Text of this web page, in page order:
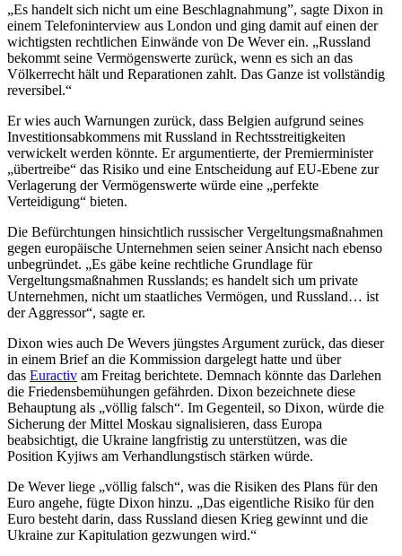
„Es handelt sich nicht um eine Beschlagnahmung”, sagte Dixon in
einem Telefoninterview aus London und ging damit auf einen der
wichtigsten rechtlichen Einwände von De Wever ein. „Russland
bekommt seine Vermögenswerte zurück, wenn es sich an das
Völkerrecht hält und Reparationen zahlt. Das Ganze ist vollständig
reversibel.“
Er wies auch Warnungen zurück, dass Belgien aufgrund seines
Investitionsabkommens mit Russland in Rechtsstreitigkeiten
verwickelt werden könnte. Er argumentierte, der Premierminister
„übertreibe“ das Risiko und eine Entscheidung auf EU-Ebene zur
Verlagerung der Vermögenswerte würde eine „perfekte
Verteidigung“ bieten.
Die Befürchtungen hinsichtlich russischer Vergeltungsmaßnahmen
gegen europäische Unternehmen seien seiner Ansicht nach ebenso
unbegründet. „Es gäbe keine rechtliche Grundlage für
Vergeltungsmaßnahmen Russlands; es handelt sich um private
Unternehmen, nicht um staatliches Vermögen, und Russland… ist
der Aggressor“, sagte er.
Dixon wies auch De Wevers jüngstes Argument zurück, das dieser
in einem Brief an die Kommission dargelegt hatte und über
das Euractiv am Freitag berichtete. Demnach könnte das Darlehen
die Friedensbemühungen gefährden. Dixon bezeichnete diese
Behauptung als „völlig falsch“. Im Gegenteil, so Dixon, würde die
Sicherung der Mittel Moskau signalisieren, dass Europa
beabsichtigt, die Ukraine langfristig zu unterstützen, was die
Position Kyjiws am Verhandlungstisch stärken würde.
De Wever liege „völlig falsch“, was die Risiken des Plans für den
Euro angehe, fügte Dixon hinzu. „Das eigentliche Risiko für den
Euro besteht darin, dass Russland diesen Krieg gewinnt und die
Ukraine zur Kapitulation gezwungen wird.“